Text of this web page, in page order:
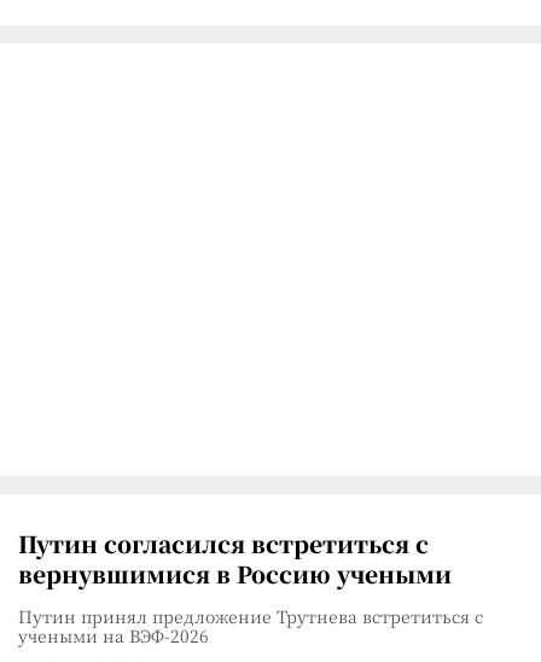
Путин согласился встретиться с
вернувшимися в Россию учеными
Путин принял предложение Трутнева встретиться с
учеными на ВЭФ-2026